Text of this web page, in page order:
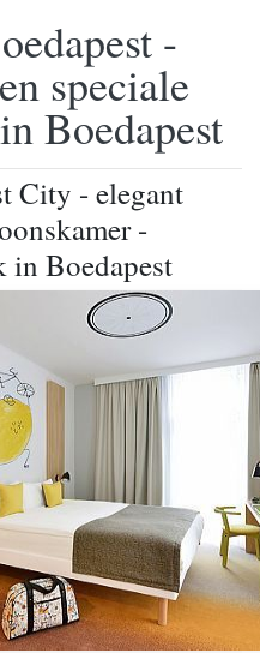
-
speciale
Boedapest
City - elegant
-
in Boedapest